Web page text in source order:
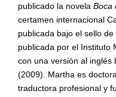
publicado la novela Boca
certamen internacional
publicada bajo el sello
publicada por el Instituto
con una versión al inglés
(2009). Martha es
traductora profesional y